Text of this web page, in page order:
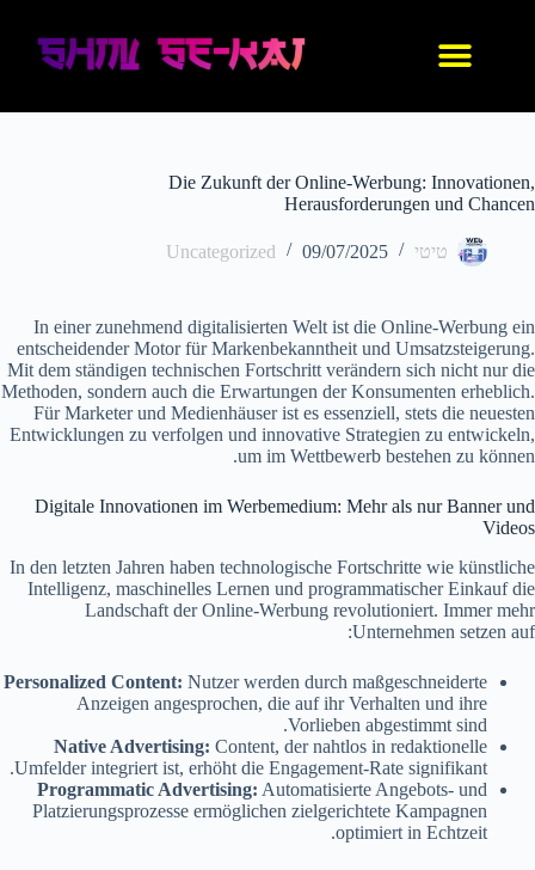
Die Zukunft der Online-Werbung: Innovationen,
Herausforderungen und Chancen
טיטי 09/07/2025
Uncategorized
In einer zunehmend digitalisierten Welt ist die Online-Werbung ein
entscheidender Motor für Markenbekanntheit und Umsatzsteigerung.
Mit dem ständigen technischen Fortschritt verändern sich nicht nur die
Methoden, sondern auch die Erwartungen der Konsumenten erheblich.
Für Marketer und Medienhäuser ist es essenziell, stets die neuesten
Entwicklungen zu verfolgen und innovative Strategien zu entwickeln,
um im Wettbewerb bestehen zu können.
Digitale Innovationen im Werbemedium: Mehr als nur Banner und
Videos
In den letzten Jahren haben technologische Fortschritte wie künstliche
Intelligenz, maschinelles Lernen und programmatischer Einkauf die
Landschaft der Online-Werbung revolutioniert. Immer mehr
Unternehmen setzen auf:
Personalized Content: Nutzer werden durch maßgeschneiderte
Anzeigen angesprochen, die auf ihr Verhalten und ihre
Vorlieben abgestimmt sind.
Native Advertising: Content, der nahtlos in redaktionelle
Umfelder integriert ist, erhöht die Engagement-Rate signifikant.
Programmatic Advertising: Automatisierte Angebots- und
Platzierungsprozesse ermöglichen zielgerichtete Kampagnen
optimiert in Echtzeit.